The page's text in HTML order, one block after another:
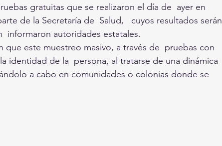
gratuitas que se realizaron el día de  ayer en
de la Secretaría de  Salud,   cuyos resultados serán
informaron autoridades estatales.
que este muestreo masivo, a través de  pruebas con
identidad de la  persona, al tratarse de una dinámica
a cabo en comunidades o colonias donde se